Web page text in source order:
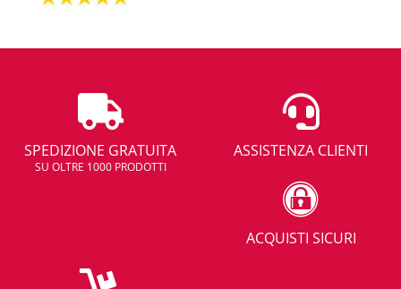
SPEDIZIONE GRATUITA
SU OLTRE 1000 PRODOTTI
ASSISTENZA CLIENTI
ACQUISTI SICURI